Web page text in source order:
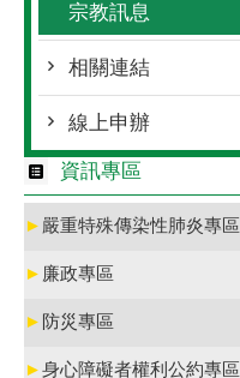
宗教訊息
相關連結
線上申辦
資訊專區
► 嚴重特殊傳染性肺炎專區
► 廉政專區
► 防災專區
►身心障礙者權利公約專區